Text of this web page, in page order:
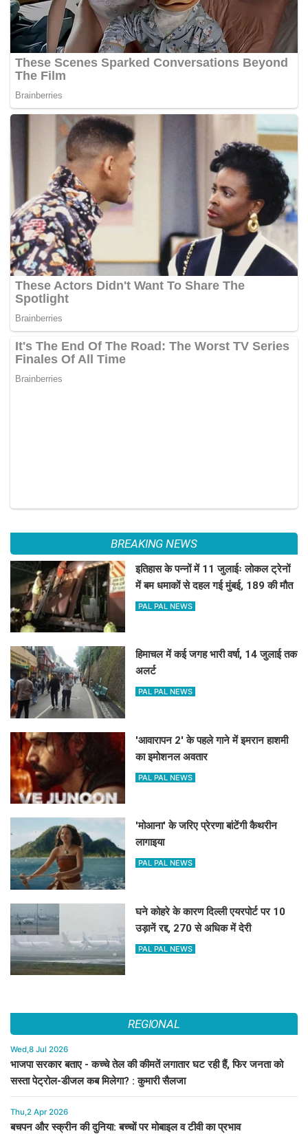
BREAKING NEWS
इतिहास के पन्नों में 11 जुलाईः लोकल ट्रेनों
में बम धमाकों से दहल गई मुंबई, 189 की मौत
PAL PAL NEWS
हिमाचल में कई जगह भारी वर्षा, 14 जुलाई तक
अलर्ट
PAL PAL NEWS
'आवारापन 2' के पहले गाने में इमरान हाशमी
का इमोशनल अवतार
PAL PAL NEWS
'मोआना' के जरिए प्रेरणा बांटेंगी कैथरीन
लागाइया
PAL PAL NEWS
घने कोहरे के कारण दिल्ली एयरपोर्ट पर 10
उड़ानें रद्द, 270 से अधिक में देरी
PAL PAL NEWS
REGIONAL
Wed,8 Jul 2026
भाजपा सरकार बताए - कच्चे तेल की कीमतें लगातार घट रही हैं, फिर जनता को
सस्ता पेट्रोल-डीजल कब मिलेगा? : कुमारी सैलजा
Thu,2 Apr 2026
बचपन और स्क्रीन की दुनिया: बच्चों पर मोबाइल व टीवी का प्रभाव